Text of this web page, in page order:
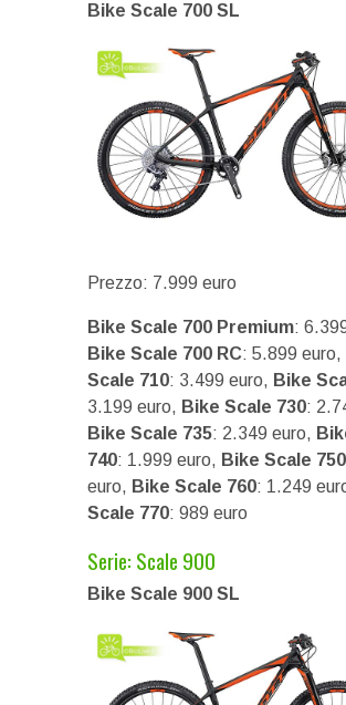
Bike Scale 700 SL
Prezzo: 7.999 euro
Bike Scale 700 Premium:
Bike Scale 700 RC: 5.899 euro,
Scale 710: 3.499 euro, Bike
3.199 euro, Bike Scale 730:
Bike Scale 735: 2.349 euro,
740: 1.999 euro, Bike Scale 750
euro, Bike Scale 760: 1.249
Scale 770: 989 euro
Serie: Scale 900
Bike Scale 900 SL